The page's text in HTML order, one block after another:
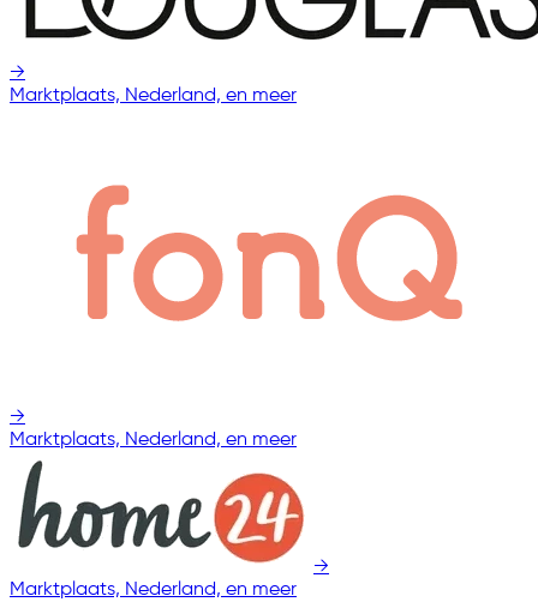
→
Marktplaats, Nederland, en meer
→
Marktplaats, Nederland, en meer
→
Marktplaats, Nederland, en meer